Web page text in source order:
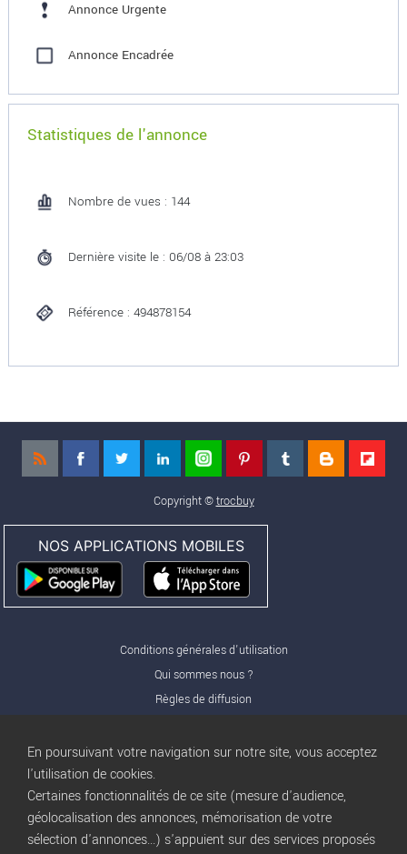
Annonce Urgente
Annonce Encadrée
Statistiques de l'annonce
Nombre de vues : 144
Dernière visite le : 06/08 à 23:03
Référence : 494878154
Copyright ©trocbuy
NOS APPLICATIONS MOBILES
Conditions générales d'utilisation
Qui sommes nous ?
Règles de diffusion
Nos offres Pro
Publicité
Conditions d’Utilisation
Privacy Policy
En poursuivant votre navigation sur notre site, vous acceptez
l'utilisation de cookies.
Certaines fonctionnalités de ce site (mesure d'audience,
géolocalisation des annonces, mémorisation de votre
sélection d'annonces...) s'appuient sur des services proposés